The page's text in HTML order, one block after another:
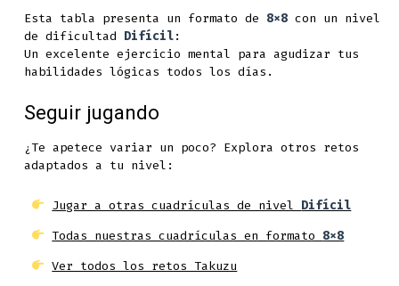
Esta tabla presenta un formato de 8x8 con un nivel
de dificultad Difícil:
Un excelente ejercicio mental para agudizar tus
habilidades lógicas todos los días.
Seguir jugando
¿Te apetece variar un poco? Explora otros retos
adaptados a tu nivel:
Jugar a otras cuadrículas de nivel Difícil
Todas nuestras cuadrículas en formato 8x8
Ver todos los retos Takuzu